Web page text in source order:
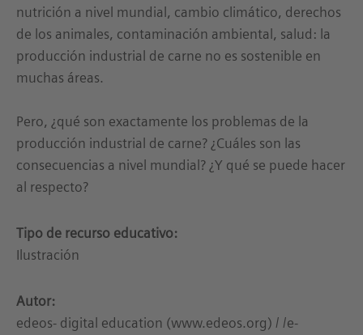
nutrición a nivel mundial, cambio climático, derechos
de los animales, contaminación ambiental, salud: la
producción industrial de carne no es sostenible en
muchas áreas.
Pero, ¿qué son exactamente los problemas de la
producción industrial de carne? ¿Cuáles son las
consecuencias a nivel mundial? ¿Y qué se puede hacer
al respecto?
Tipo de recurso educativo:
Ilustración
Autor:
edeos- digital education (www.edeos.org) / /e-